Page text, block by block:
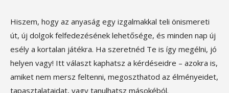
Hiszem, hogy az anyaság egy izgalmakkal teli önismereti
út, új dolgok felfedezésének lehetősége, és minden nap új
esély a kortalan játékra. Ha szeretnéd Te is így megélni, jó
helyen vagy! Itt választ kaphatsz a kérdéseidre – azokra is,
amiket nem mersz feltenni, megoszthatod az élményeidet,
tapasztalataidat, vagy tanulhatsz másokéból.